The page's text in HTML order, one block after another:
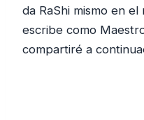
da RaShi mismo en
escribe como
compartiré a